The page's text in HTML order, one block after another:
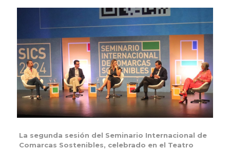
La segunda sesión del Seminario Internacional de
Comarcas Sostenibles, celebrado en el Teatro